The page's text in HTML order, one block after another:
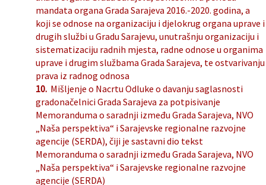
mandata organa Grada Sarajeva 2016.-2020. godina, a
koji se odnose na organizaciju i djelokrug organa uprave i
drugih službi u Gradu Sarajevu, unutrašnju organizaciju i
sistematizaciju radnih mjesta, radne odnose u organima
uprave i drugim službama Grada Sarajeva, te ostvarivanju
prava iz radnog odnosa
10. Mišljenje o Nacrtu Odluke o davanju saglasnosti
gradonačelnici Grada Sarajeva za potpisivanje
Memoranduma o saradnji između Grada Sarajeva, NVO
„Naša perspektiva“ i Sarajevske regionalne razvojne
agencije (SERDA), čiji je sastavni dio tekst
Memoranduma o saradnji između Grada Sarajeva, NVO
„Naša perspektiva“ i Sarajevske regionalne razvojne
agencije (SERDA)